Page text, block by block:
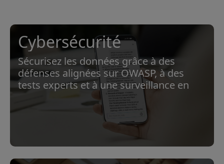
Cybersécurité
Sécurisez les données grâce à des
défenses alignées sur OWASP, à des
tests experts et à une surveillance en